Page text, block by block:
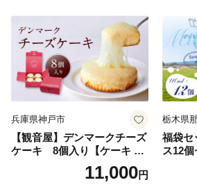
兵庫県神戸市
【観音屋】デンマークチーズ
ケーキ 8個入り【ケーキ チ
ーズケーキ 人気スイーツ お
すすめスイーツ 神戸スイー
11,000円
栃木県
福袋セ
ス12
場】
ト 詰